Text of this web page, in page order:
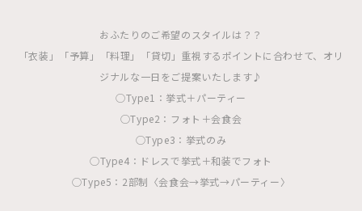
おふたりのご希望のスタイルは？？
「衣装」「予算」「料理」「貸切」重視するポイントに合わせて、オリ
ジナルな一日をご提案いたします♪
◯Type1：挙式＋パーティー
◯Type2：フォト＋会食会
◯Type3：挙式のみ
◯Type4：ドレスで挙式＋和装でフォト
◯Type5：2部制〈会食会→挙式→パーティー〉